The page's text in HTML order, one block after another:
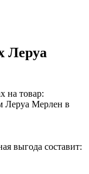
Леруа
на товар:
Леруа Мерлен в
выгода составит: